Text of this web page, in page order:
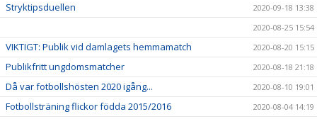
Stryktipsduellen
2020-09-18 13:38
2020-08-25 15:54
VIKTIGT: Publik vid damlagets hemmamatch 2020-08-20 15:15
Publikfritt ungdomsmatcher 2020-08-18 21:18
Då var fotbollshösten 2020 igång... 2020-08-10 19:01
Fotbollsträning flickor födda 2015/2016 2020-08-04 14:19